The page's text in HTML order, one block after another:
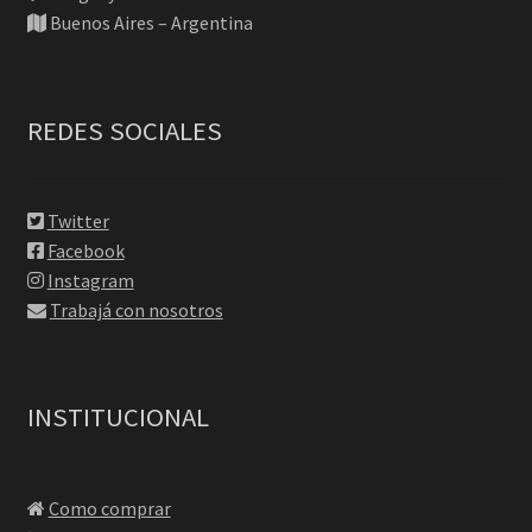
Buenos Aires – Argentina
REDES SOCIALES
Twitter
Facebook
Instagram
Trabajá con nosotros
INSTITUCIONAL
Como comprar